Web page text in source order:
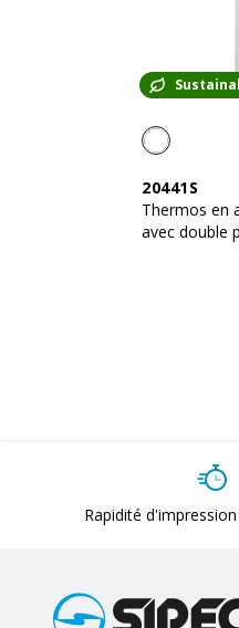
20441S
Thermos en
avec double
Rapidité